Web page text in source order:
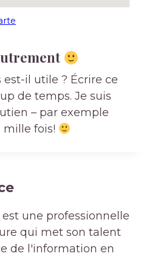
il utile ? Écrire ce
de temps. Je suis
– par exemple
mille fois!
est une professionnelle
qui met son talent
de l'information en